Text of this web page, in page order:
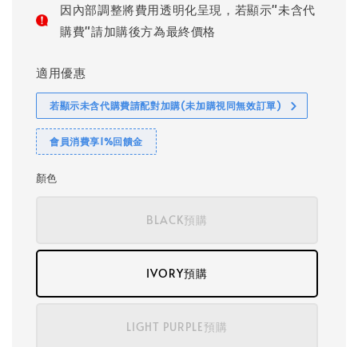
因內部調整將費用透明化呈現，若顯示"未含代
購費"請加購後方為最終價格
適用優惠
若顯示未含代購費請配對加購(未加購視同無效訂單)
會員消費享1%回饋金
顏色
BLACK預購
IVORY預購
LIGHT PURPLE預購